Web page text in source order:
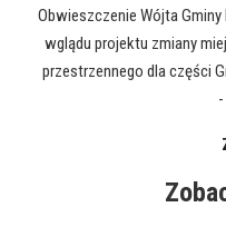
Obwieszczenie Wójta
wglądu projektu zmiany
przestrzennego dla części